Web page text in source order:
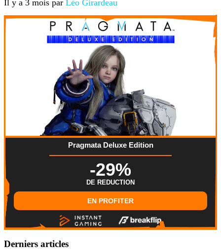
Il y a 3 mois par Léo Girardeau
Pragmata Deluxe Edition
-29%
DE REDUCTION
EN PROFITER
Derniers articles